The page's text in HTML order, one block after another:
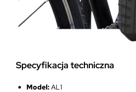
Specyfikacja techniczna
Model: AL1